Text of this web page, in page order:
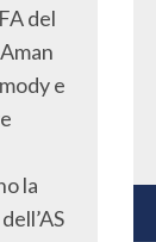
del
e
la